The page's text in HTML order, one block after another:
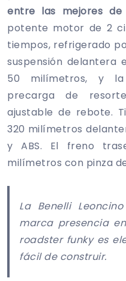
entre las mejores de
potente motor de 2
tiempos, refrigerado
suspensión delantera
50 milímetros, y la
precarga de
ajustable de rebote.
320 milímetros
y ABS. El freno
milímetros con pinza
La Benelli
marca presencia
roadster funky es
fácil de construir.